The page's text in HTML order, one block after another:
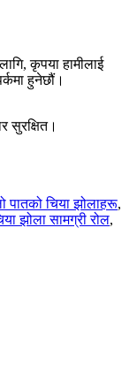
कृपया हामीलाई
हुनेछौं।
सुरक्षित।
पातको चिया झोलाहरू,
झोला सामग्री रोल,